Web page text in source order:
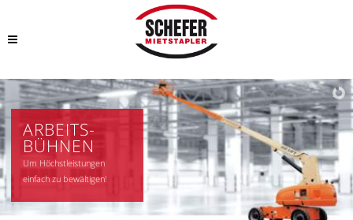
ARBEITS-
BÜHNEN
Um Höchstleistungen
einfach zu bewältigen!